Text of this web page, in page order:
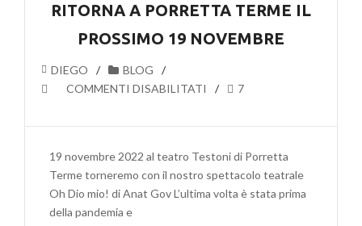
GENNAIO
RITORNA A PORRETTA TERME IL
PROSSIMO 19 NOVEMBRE
DIEGO
BLOG
COMMENTI DISABILITATI
SU
SPETTACOLO
DIO
MIO!
RITORNA
A
7
19 novembre 2022 al teatro Testoni di Porretta
Terme torneremo con il nostro spettacolo teatrale
Oh Dio mio! di Anat Gov L’ultima volta è stata prima
della pandemia e